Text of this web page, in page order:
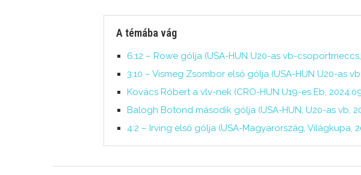
A témába vág
6:12 – Rowe gólja (USA-HUN U20-as vb-csoportmeccs,
3:10 – Vismeg Zsombor első gólja (USA-HUN U20-as
Kovács Róbert a vlv-nek (CRO-HUN U19-es Eb,
Balogh Botond második gólja (USA-HUN, U20-as vb,
4:2 – Irving első gólja (USA-Magyarország, Világkupa,